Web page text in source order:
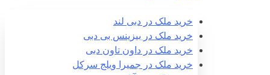
خرید ملک در دبی لند
خرید ملک در بیزینس بی دبی
خرید ملک در داون تاون دبی
خرید ملک در جمیرا ویلج سرکل